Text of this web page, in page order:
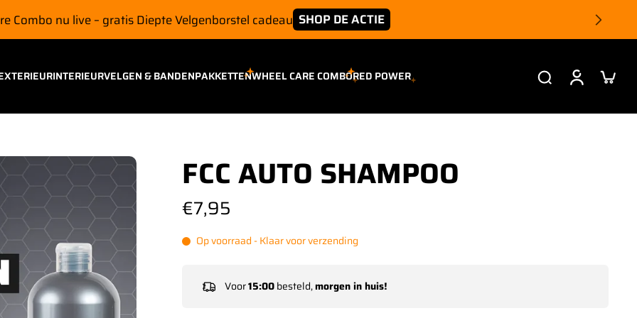
Combo nu live – gratis Diepte Velgenborstel cadeau SHOP DE ACTIE
INTERIEURVELGEN & BANDENPAKKETTENWHEEL CARE COMBORED POWER
FCC AUTO SHAMPOO
€7,95
Op voorraad - Klaar voor verzending
Voor15:00besteld,morgen in huis!